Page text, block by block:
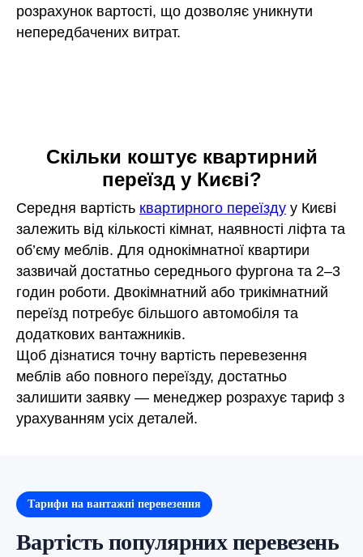
розрахунок вартості, що дозволяє уникнути
непередбачених витрат.
Скільки коштує квартирний
переїзд у Києві?
Середня вартість квартирного переїзду у Києві
залежить від кількості кімнат, наявності ліфта та
об’єму меблів. Для однокімнатної квартири
зазвичай достатньо середнього фургона та 2–3
годин роботи. Двокімнатний або трикімнатний
переїзд потребує більшого автомобіля та
додаткових вантажників.
Щоб дізнатися точну вартість перевезення
меблів або повного переїзду, достатньо
залишити заявку — менеджер розрахує тариф з
урахуванням усіх деталей.
Тарифи на вантажні перевезення
Вартість популярних перевезень